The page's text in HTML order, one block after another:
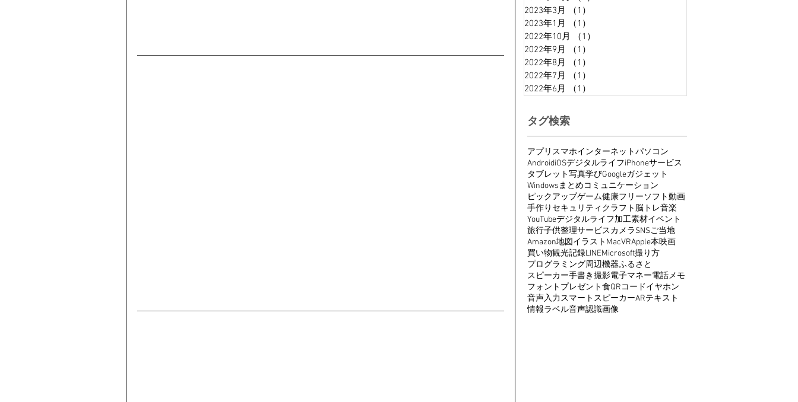
2023年3月
（1）
2023年1月
（1）
2022年10月
（1）
2022年9月
（1）
2022年8月
（1）
2022年7月
（1）
2022年6月
（1）
タグ検索
アプリ スマホインターネットパソコン
AndroidiOSデジタルライフiPhoneサービス
タブレット写真学びGoogleガジェット
Windowsまとめコミュニケーション
ピックアップゲーム健康フリーソフト動画
手作り セキュリティ クラフト脳トレ音楽
YouTubeデジタルライフ加工素材イベント
旅行子供整理サービスカメラSNSご当地
Amazon地図イラスト MacVRApple本映画
買い物観光記録LINEMicrosoft撮り方
プログラミング周辺機器ふるさと
スピーカー手書き撮影電子マネー電話メモ
フォント プレゼント食QRコードイヤホン
音声入力スマートスピーカーARテキスト
情報ラベル音声認識画像